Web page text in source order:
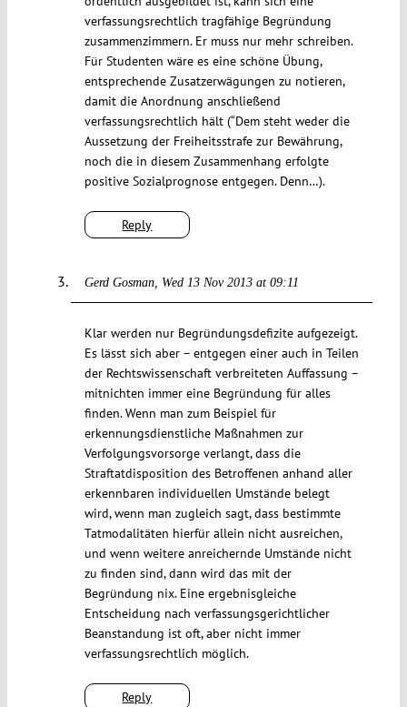
Reply
verfassungsrechtlich tragfähige Begründung
zusammenzimmern. Er muss nur mehr schreiben.
Für Studenten wäre es eine schöne Übung,
entsprechende Zusatzerwägungen zu notieren,
damit die Anordnung anschließend
verfassungsrechtlich hält (“Dem steht weder die
Aussetzung der Freiheitsstrafe zur Bewährung,
noch die in diesem Zusammenhang erfolgte
positive Sozialprognose entgegen. Denn…).
Gerd Gosman Wed 13 Nov 2013 at 09:11
Reply
Klar werden nur Begründungsdefizite aufgezeigt.
Es lässt sich aber – entgegen einer auch in Teilen
der Rechtswissenschaft verbreiteten Auffassung –
mitnichten immer eine Begründung für alles
finden. Wenn man zum Beispiel für
erkennungsdienstliche Maßnahmen zur
Verfolgungsvorsorge verlangt, dass die
Straftatdisposition des Betroffenen anhand aller
erkennbaren individuellen Umstände belegt
wird, wenn man zugleich sagt, dass bestimmte
Tatmodalitäten hierfür allein nicht ausreichen,
und wenn weitere anreichernde Umstände nicht
zu finden sind, dann wird das mit der
Begründung nix. Eine ergebnisgleiche
Entscheidung nach verfassungsgerichtlicher
Beanstandung ist oft, aber nicht immer
verfassungsrechtlich möglich.